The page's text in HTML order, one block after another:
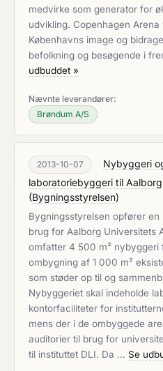
medvirke som generator for
udvikling. Copenhagen
Københavns image og
befolkning og besøgende i
udbuddet »
Nævnte leverandører:
Brøndum A/S
2013-10-07
Nybyggeri
laboratoriebyggeri til
(Bygningsstyrelsen)
Bygningsstyrelsen opfører
brug for Aalborg Universitets
omfatter 4 500 m² nybyggeri
ombygning af 1 000 m²
som støder op til og
Nybyggeriet skal indeholde
kontorfaciliteter for
mens der i de ombyggede
auditorier til brug for
til instituttet DLI. Da … Se